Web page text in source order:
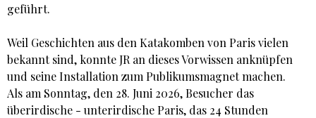
geführt.
Weil Geschichten aus den Katakomben von Paris vielen
bekannt sind, konnte JR an dieses Vorwissen anknüpfen
und seine Installation zum Publikumsmagnet machen.
Als am Sonntag, den 28. Juni 2026, Besucher das
überirdische - unterirdische Paris, das 24 Stunden